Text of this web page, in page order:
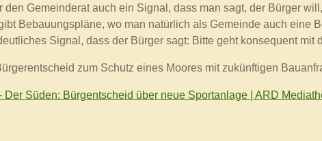
den Gemeinderat auch ein Signal, dass man sagt, der Bürger
Bebauungspläne, wo man natürlich als Gemeinde auch eine
Signal, dass der Bürger sagt: Bitte geht konsequent mit
zum Schutz eines Moores mit zukünftigen
Der Süden: Bürgentscheid über neue Sportanlage | ARD